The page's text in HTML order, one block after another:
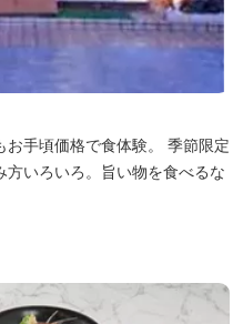
手頃価格で食体験。 季節限定
いろいろ。旨い物を食べるな